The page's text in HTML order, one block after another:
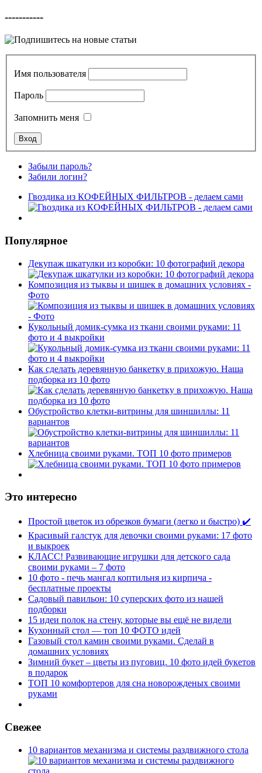
-----------
Имя пользователя
Пароль
Запомнить меня
Забыли пароль?
Забили логин?
Гвоздика из КОФЕЙНЫХ ФИЛЬТРОВ - делаем сами
Популярное
Декупаж шкатулки из коробки: 10 фотографий декора
Композиция из тыквы и шишек в домашних условиях -
Фото
Кукольный домик-сумка из ткани своими руками: 11
фото и 4 выкройки
Как сделать деревянную банкетку в прихожую. Наша
подборка из 10 фото
Обустройство клетки-витрины для шиншиллы: 11
вариантов
Хлебница своими руками. ТОП 10 фото примеров
Это интересно
Простой цветок из обрезков бумаги (легко и быстро) ✔️
Красивый галстук для девочки своими руками: 17 фото
и выкроек
КЛАСС! Развивающие игрушки для детского сада
своими руками – 7 фото
10 фото - печь мангал коптильня из кирпича -
бесплатные проекты
Садовый павильон: 10 суперских фото из нашей
подборки
15 идеи полок на стену, которые вы ещё не видели
Кухонный стол — топ 10 ФОТО идей
Газовый стол камин своими руками. Сделай в
домашних условиях
Зимний букет – цветы из пуговиц. 10 фото идей букетов
в подарок
ТОП 10 комфортеров для сна новорожденых своими
руками
Свежее
10 вариантов механизма и системы раздвижного стола